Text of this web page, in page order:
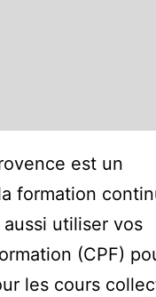
est un
formation
aussi utiliser vos
(CPF)
les cours